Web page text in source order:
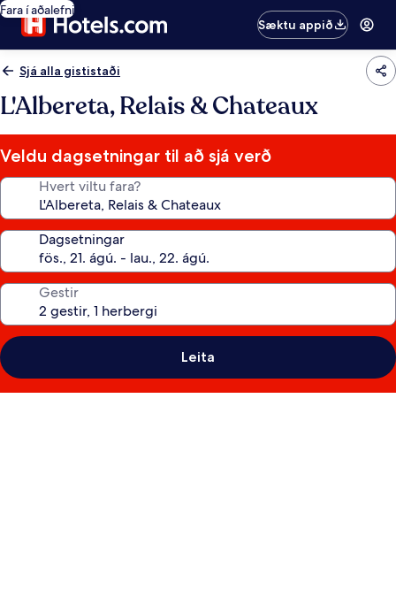
Fara í aðalefni
Sæktu appið
Sjá alla gististaði
L'Albereta, Relais & Chateaux
Veldu dagsetningar til að sjá verð
Hvert viltu fara?
Dagsetningar
Gestir
Leita